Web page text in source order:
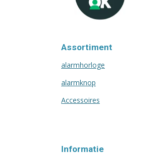
Assortiment
alarmhorloge
alarmknop
Accessoires
Informatie